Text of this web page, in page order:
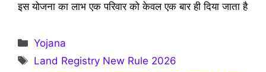
इस योजना का लाभ एक परिवार को केवल एक बार ही दिया जाता है
Categories
Yojana
Tags
Land Registry New Rule 2026